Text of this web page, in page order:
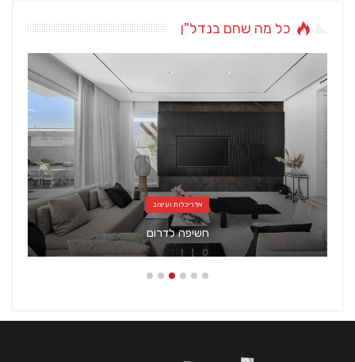
כל מה שחם בנדל"ן
אדריכלות ועיצוב
חשיפה לדרום